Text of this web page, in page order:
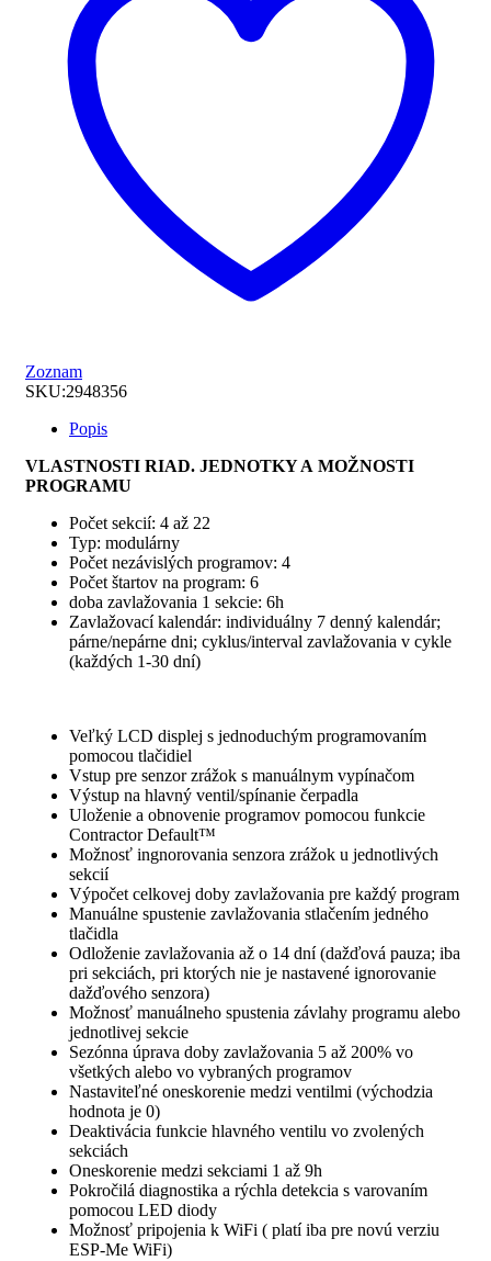
Zoznam
SKU:2948356
Popis
VLASTNOSTI RIAD. JEDNOTKY A MOŽNOSTI
PROGRAMU
Počet sekcií: 4 až 22
Typ: modulárny
Počet nezávislých programov: 4
Počet štartov na program: 6
doba zavlažovania 1 sekcie: 6h
Zavlažovací kalendár: individuálny 7 denný kalendár;
párne/nepárne dni; cyklus/interval zavlažovania v cykle
(každých 1-30 dní)
Veľký LCD displej s jednoduchým programovaním
pomocou tlačidiel
Vstup pre senzor zrážok s manuálnym vypínačom
Výstup na hlavný ventil/spínanie čerpadla
Uloženie a obnovenie programov pomocou funkcie
Contractor Default™
Možnosť ingnorovania senzora zrážok u jednotlivých
sekcií
Výpočet celkovej doby zavlažovania pre každý program
Manuálne spustenie zavlažovania stlačením jedného
tlačidla
Odloženie zavlažovania až o 14 dní (dažďová pauza; iba
pri sekciách, pri ktorých nie je nastavené ignorovanie
dažďového senzora)
Možnosť manuálneho spustenia závlahy programu alebo
jednotlivej sekcie
Sezónna úprava doby zavlažovania 5 až 200% vo
všetkých alebo vo vybraných programov
Nastaviteľné oneskorenie medzi ventilmi (východzia
hodnota je 0)
Deaktivácia funkcie hlavného ventilu vo zvolených
sekciách
Oneskorenie medzi sekciami 1 až 9h
Pokročilá diagnostika a rýchla detekcia s varovaním
pomocou LED diody
Možnosť pripojenia k WiFi ( platí iba pre novú verziu
ESP-Me WiFi)